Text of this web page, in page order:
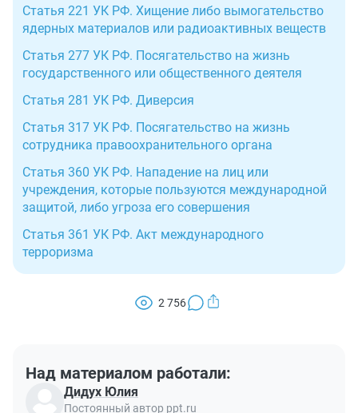
Статья 221 УК РФ. Хищение либо вымогательство
ядерных материалов или радиоактивных веществ
Статья 277 УК РФ. Посягательство на жизнь
государственного или общественного деятеля
Статья 281 УК РФ. Диверсия
Статья 317 УК РФ. Посягательство на жизнь
сотрудника правоохранительного органа
Статья 360 УК РФ. Нападение на лиц или
учреждения, которые пользуются международной
защитой, либо угроза его совершения
Статья 361 УК РФ. Акт международного
терроризма
2 756
Над материалом работали:
Дидух Юлия
Постоянный автор ppt.ru